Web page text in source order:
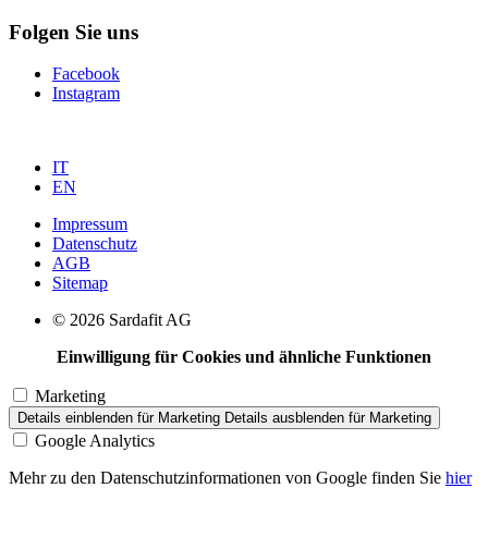
Folgen Sie uns
Facebook
Instagram
IT
EN
Impressum
Datenschutz
AGB
Sitemap
© 2026 Sardafit AG
Einwilligung für Cookies und ähnliche Funktionen
Marketing
Details einblenden für Marketing Details ausblenden für Marketing
Google Analytics
Mehr zu den Datenschutzinformationen von Google finden Sie hier